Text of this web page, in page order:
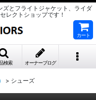
とフライトジャケット、ライダ
レクトショップです！
カート
検索 オーナーブログ
> シューズ